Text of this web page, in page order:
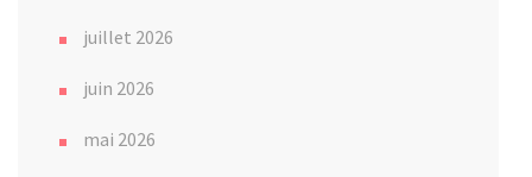
juillet 2026
juin 2026
mai 2026